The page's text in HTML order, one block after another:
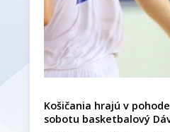
Košičania hrajú v
sobotu basketbalový